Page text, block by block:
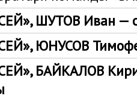
ШУТОВ Иван —
ЮНУСОВ
БАЙКАЛОВ